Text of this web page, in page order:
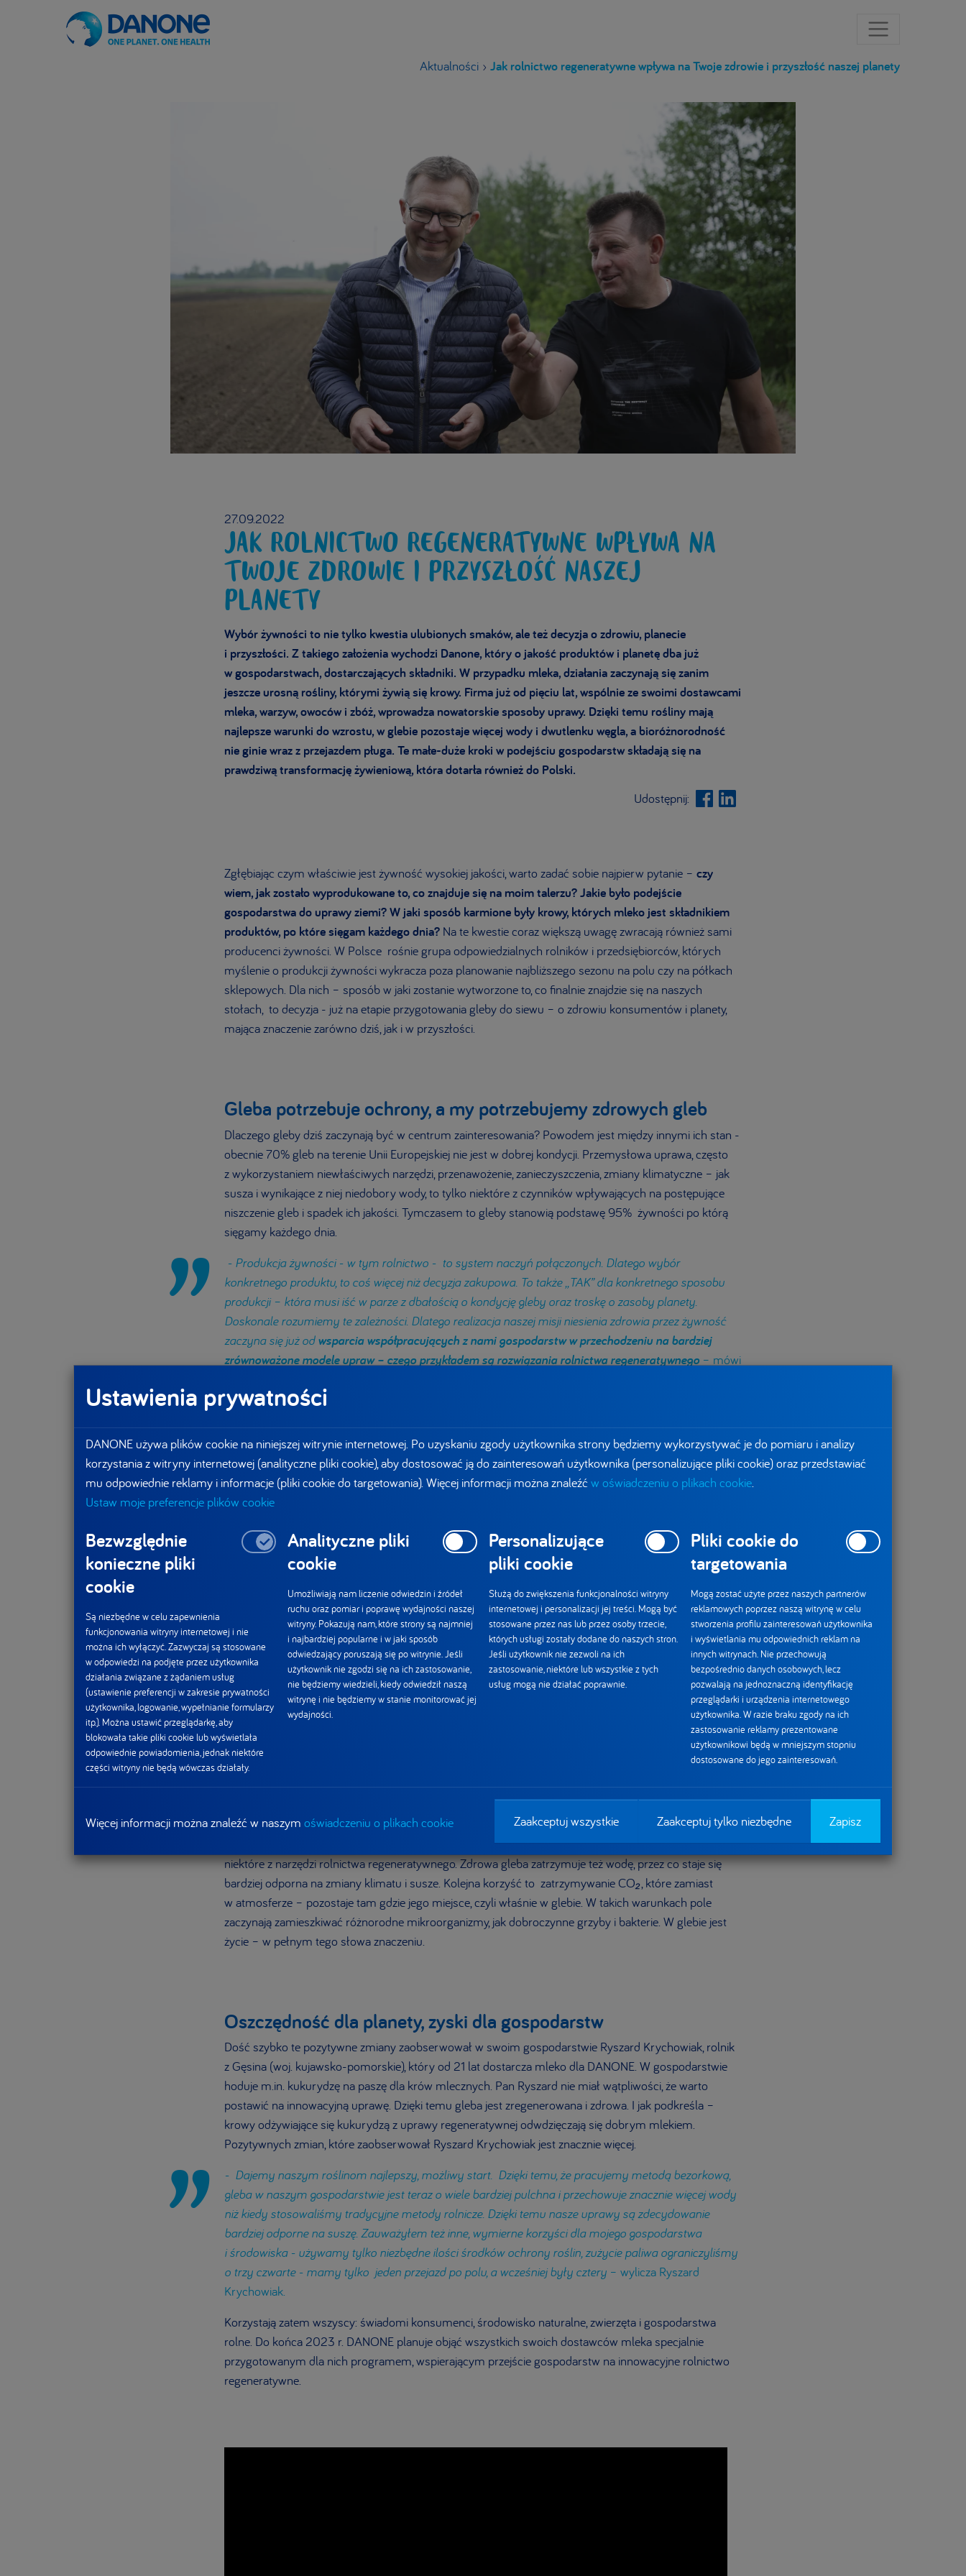
Aktualności › Jak rolnictwo regeneratywne wpływa na Twoje zdrowie i przyszłość naszej planety
27.09.2022
JAK ROLNICTWO REGENERATYWNE WPŁYWA NA
TWOJE ZDROWIE I PRZYSZŁOŚĆ NASZEJ
PLANETY
Wybór żywności to nie tylko kwestia ulubionych smaków, ale też decyzja o zdrowiu, planecie
i przyszłości. Z takiego założenia wychodzi Danone, który o jakość produktów i planetę dba już
w gospodarstwach, dostarczających składniki. W przypadku mleka, działania zaczynają się zanim
jeszcze urosną rośliny, którymi żywią się krowy. Firma już od pięciu lat, wspólnie ze swoimi dostawcami
mleka, warzyw, owoców i zbóż, wprowadza nowatorskie sposoby uprawy. Dzięki temu rośliny mają
najlepsze warunki do wzrostu, w glebie pozostaje więcej wody i dwutlenku węgla, a bioróżnorodność
nie ginie wraz z przejazdem pługa. Te małe-duże kroki w podejściu gospodarstw składają się na
prawdziwą transformację żywieniową, która dotarła również do Polski.
Udostępnij:
Zgłębiając czym właściwie jest żywność wysokiej jakości, warto zadać sobie najpierw pytanie – czy
wiem, jak zostało wyprodukowane to, co znajduje się na moim talerzu? Jakie było podejście
gospodarstwa do uprawy ziemi? W jaki sposób karmione były krowy, których mleko jest składnikiem
produktów, po które sięgam każdego dnia? Na te kwestie coraz większą uwagę zwracają również sami
producenci żywności. W Polsce rośnie grupa odpowiedzialnych rolników i przedsiębiorców, których
myślenie o produkcji żywności wykracza poza planowanie najbliższego sezonu na polu czy na półkach
sklepowych. Dla nich – sposób w jaki zostanie wytworzone to, co finalnie znajdzie się na naszych
stołach, to decyzja - już na etapie przygotowania gleby do siewu – o zdrowiu konsumentów i planety,
mająca znaczenie zarówno dziś, jak i w przyszłości.
Gleba potrzebuje ochrony, a my potrzebujemy zdrowych gleb
Dlaczego gleby dziś zaczynają być w centrum zainteresowania? Powodem jest między innymi ich stan -
obecnie 70% gleb na terenie Unii Europejskiej nie jest w dobrej kondycji. Przemysłowa uprawa, często
z wykorzystaniem niewłaściwych narzędzi, przenawożenie, zanieczyszczenia, zmiany klimatyczne – jak
susza i wynikające z niej niedobory wody, to tylko niektóre z czynników wpływających na postępujące
niszczenie gleb i spadek ich jakości. Tymczasem to gleby stanowią podstawę 95% żywności po którą
sięgamy każdego dnia.
- Produkcja żywności - w tym rolnictwo - to system naczyń połączonych. Dlatego wybór
konkretnego produktu, to coś więcej niż decyzja zakupowa. To także ,,TAK” dla konkretnego sposobu
produkcji – która musi iść w parze z dbałością o kondycję gleby oraz troskę o zasoby planety.
Doskonale rozumiemy te zależności. Dlatego realizacja naszej misji niesienia zdrowia przez żywność
zaczyna się już odwsparcia współpracujących z nami gospodarstw wprzechodzeniu na bardziej
zrównoważone modele upraw – czego przykładem są rozwiązania rolnictwa regeneratywnego – mówi
Regeneracja gleb – jak to się robi?
Rolnictwo regeneratywne, to rozwiązania, które natura podpowiada nam od tysięcy lat. Mają one na celu
wzmocnienie gleby, dzięki czemu jest ona bardziej żyzna. Co dokładnie ją taką czyni? Bezorkowa uprawa,
zróżnicowany płodozmian, ograniczenie nawożenia, jak również ochrona warstwy próchniczej ziemi oraz
połączenie produkcji rolnej ze zwierzęcą (np. hodowanie wysokiej jakości paszy dla zwierząt) – to tylko
niektóre z narzędzi rolnictwa regeneratywnego. Zdrowa gleba zatrzymuje też wodę, przez co staje się
bardziej odporna na zmiany klimatu i susze. Kolejna korzyść to zatrzymywanie CO₂ , które zamiast
w atmosferze – pozostaje tam gdzie jego miejsce, czyli właśnie w glebie. W takich warunkach pole
zaczynają zamieszkiwać różnorodne mikroorganizmy, jak dobroczynne grzyby i bakterie. W glebie jest
życie – w pełnym tego słowa znaczeniu.
Oszczędność dla planety, zyski dla gospodarstw
Dość szybko te pozytywne zmiany zaobserwował w swoim gospodarstwie Ryszard Krychowiak, rolnik
z Gęsina (woj. kujawsko-pomorskie), który od 21 lat dostarcza mleko dla DANONE. W gospodarstwie
hoduje m.in. kukurydzę na paszę dla krów mlecznych. Pan Ryszard nie miał wątpliwości, że warto
postawić na innowacyjną uprawę. Dzięki temu gleba jest zregenerowana i zdrowa. I jak podkreśla –
krowy odżywiające się kukurydzą z uprawy regeneratywnej odwdzięczają się dobrym mlekiem.
Pozytywnych zmian, które zaobserwował Ryszard Krychowiak jest znacznie więcej.
- Dajemy naszym roślinom najlepszy, możliwy start. Dzięki temu, że pracujemy metodą bezorkową,
gleba w naszym gospodarstwie jest teraz o wiele bardziej pulchna i przechowuje znacznie więcej wody
niż kiedy stosowaliśmy tradycyjne metody rolnicze. Dzięki temu nasze uprawy są zdecydowanie
bardziej odporne na suszę. Zauważyłem też inne, wymierne korzyści dla mojego gospodarstwa
i środowiska - używamy tylko niezbędne ilości środków ochrony roślin, zużycie paliwa ograniczyliśmy
o trzy czwarte - mamy tylko jeden przejazd po polu, a wcześniej były cztery – wylicza Ryszard
Krychowiak.
Korzystają zatem wszyscy: świadomi konsumenci, środowisko naturalne, zwierzęta i gospodarstwa
rolne. Do końca 2023 r. DANONE planuje objąć wszystkich swoich dostawców mleka specjalnie
przygotowanym dla nich programem, wspierającym przejście gospodarstw na innowacyjne rolnictwo
regeneratywne.
Ustawienia prywatności
DANONE używa plików cookie na niniejszej witrynie internetowej. Po uzyskaniu zgody użytkownika strony będziemy wykorzystywać je do pomiaru i analizy
korzystania z witryny internetowej (analityczne pliki cookie), aby dostosować ją do zainteresowań użytkownika (personalizujące pliki cookie) oraz przedstawiać
mu odpowiednie reklamy i informacje (pliki cookie do targetowania). Więcej informacji można znaleźćw oświadczeniu o plikach cookie
Ustaw moje preferencje plików cookie
Bezwzględnie
konieczne pliki
cookie
Są niezbędne w celu zapewnienia
funkcjonowania witryny internetowej i nie
można ich wyłączyć. Zazwyczaj są stosowane
w odpowiedzi na podjęte przez użytkownika
działania związane z żądaniem usług
(ustawienie preferencji w zakresie prywatności
użytkownika, logowanie, wypełnianie formularzy
itp.). Można ustawić przeglądarkę, aby
blokowała takie pliki cookie lub wyświetlała
odpowiednie powiadomienia, jednak niektóre
części witryny nie będą wówczas działały.
Analityczne pliki
cookie
Umożliwiają nam liczenie odwiedzin i źródeł
ruchu oraz pomiar i poprawę wydajności naszej
witryny. Pokazują nam, które strony są najmniej
i najbardziej popularne i w jaki sposób
odwiedzający poruszają się po witrynie. Jeśli
użytkownik nie zgodzi się na ich zastosowanie,
nie będziemy wiedzieli, kiedy odwiedził naszą
witrynę i nie będziemy w stanie monitorować jej
wydajności.
Personalizujące
pliki cookie
Służą do zwiększenia funkcjonalności witryny
internetowej i personalizacji jej treści. Mogą być
stosowane przez nas lub przez osoby trzecie,
których usługi zostały dodane do naszych stron.
Jeśli użytkownik nie zezwoli na ich
zastosowanie, niektóre lub wszystkie z tych
usług mogą nie działać poprawnie.
Pliki cookie do
targetowania
Mogą zostać użyte przez naszych partnerów
reklamowych poprzez naszą witrynę w celu
stworzenia profilu zainteresowań użytkownika
i wyświetlania mu odpowiednich reklam na
innych witrynach. Nie przechowują
bezpośrednio danych osobowych, lecz
pozwalają na jednoznaczną identyfikację
przeglądarki i urządzenia internetowego
użytkownika. W razie braku zgody na ich
zastosowanie reklamy prezentowane
użytkownikowi będą w mniejszym stopniu
dostosowane do jego zainteresowań.
Więcej informacji można znaleźć w naszym oświadczeniu o plikach cookie Zaakceptuj wszystkie Zaakceptuj tylko niezbędne Zapisz